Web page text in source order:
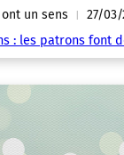
un sens | 27/
: les patrons font